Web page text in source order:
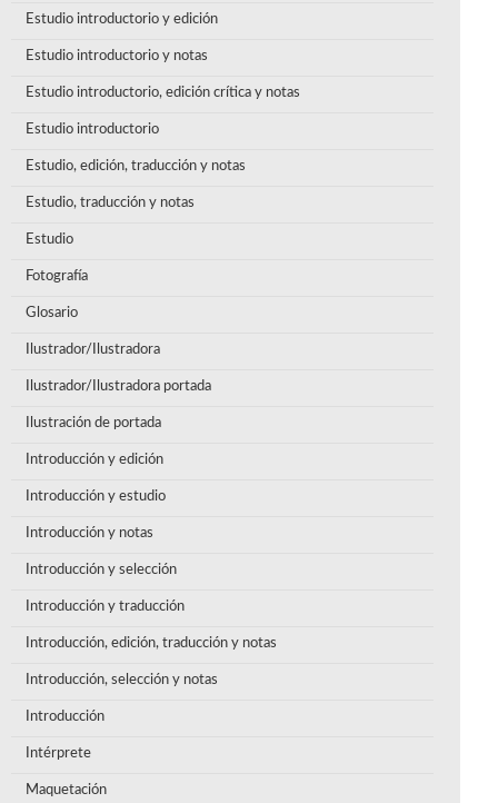
Estudio introductorio y edición
Estudio introductorio y notas
Estudio introductorio, edición crítica y notas
Estudio introductorio
Estudio, edición, traducción y notas
Estudio, traducción y notas
Estudio
Fotografía
Glosario
Ilustrador/Ilustradora
Ilustrador/Ilustradora portada
Ilustración de portada
Introducción y edición
Introducción y estudio
Introducción y notas
Introducción y selección
Introducción y traducción
Introducción, edición, traducción y notas
Introducción, selección y notas
Introducción
Intérprete
Maquetación